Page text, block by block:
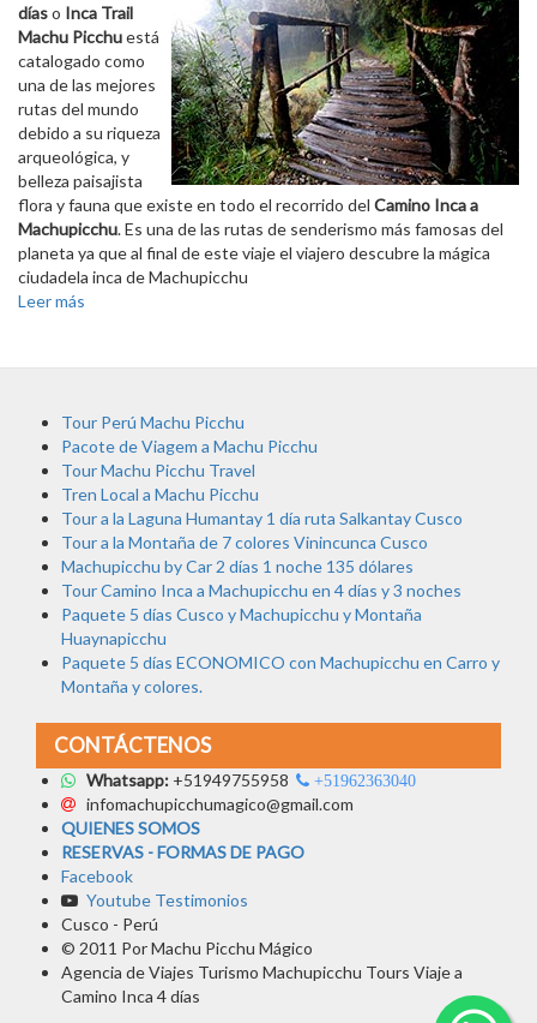
díaso Inca Trail
Machu Picchuestá
catalogado como
una de las mejores
rutas del mundo
debido a su riqueza
arqueológica, y
belleza paisajista
flora y fauna que existe en todo el recorrido del Camino Inca a
Machupicchu. Es una de las rutas de senderismo más famosas del
planeta ya que al final de este viaje el viajero descubre la mágica
ciudadela inca de Machupicchu
Leer más
Tour Perú Machu Picchu
Pacote de Viagem a Machu Picchu
Tour Machu Picchu Travel
Tren Local a Machu Picchu
Tour a la Laguna Humantay 1 día ruta Salkantay Cusco
Tour a la Montaña de 7 colores Vinincunca Cusco
Machupicchu by Car 2 días 1 noche 135 dólares
Tour Camino Inca a Machupicchu en 4 días y 3 noches
Paquete 5 días Cusco y Machupicchu y Montaña
Huaynapicchu
Paquete 5 días ECONOMICO con Machupicchu en Carro y
Montaña y colores.
CONTÁCTENOS
Whatsapp: +51949755958 +51962363040
infomachupicchumagico@gmail.com
QUIENES SOMOS
RESERVAS - FORMAS DE PAGO
Facebook
Youtube Testimonios
Cusco - Perú
© 2011 Por Machu Picchu Mágico
Agencia de Viajes Turismo Machupicchu Tours Viaje a
Camino Inca 4 días